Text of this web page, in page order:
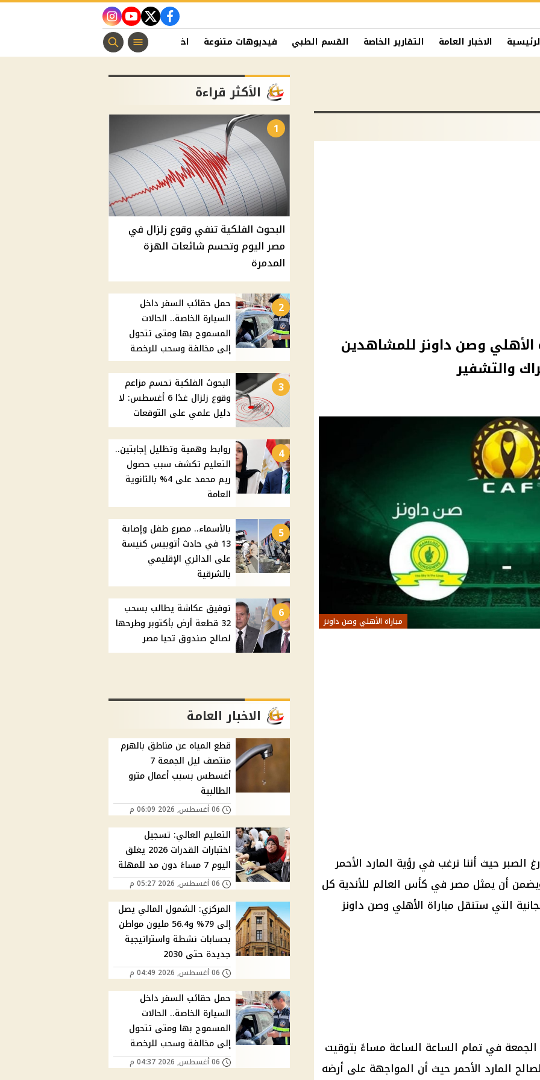
facebook
twitter
youtube
instagram
الاخبار العامة التقارير الخاصة القسم الطبي فيديوهات متنوعة اخبار الفن منوعات مسيحية
الأهلي وصن داونز للمشاهدين
والتشفير
مباراة الأهلي وصن داونز
الصبر حيث أننا نرغب في رؤية المارد الأحمر
أن يمثل مصر في كأس العالم للأندية كل
التي ستنقل مباراة الأهلي وصن داونز
الجمعة في تمام الساعة الساعة مساءً بتوقيت
المارد الأحمر حيث أن المواجهة على أرضه
الأكثر قراءة
1
البحوث الفلكية تنفي وقوع زلزال في
مصر اليوم وتحسم شائعات الهزة
المدمرة
2
حمل حقائب السفر داخل
السيارة الخاصة.. الحالات
المسموح بها ومتى تتحول
إلى مخالفة وسحب للرخصة
3
البحوث الفلكية تحسم مزاعم
وقوع زلزال غدًا 6 أغسطس: لا
دليل علمي على التوقعات
4
روابط وهمية وتظليل إجابتين..
التعليم تكشف سبب حصول
ريم محمد على 4% بالثانوية
العامة
5
بالأسماء.. مصرع طفل وإصابة
13 في حادث أتوبيس كنيسة
على الدائري الإقليمي
بالشرقية
6
توفيق عكاشة يطالب بسحب
32 قطعة أرض بأكتوبر وطرحها
لصالح صندوق تحيا مصر
الاخبار العامة
قطع المياه عن مناطق بالهرم
منتصف ليل الجمعة 7
أغسطس بسبب أعمال مترو
الطالبية
06 أغسطس, 2026 06:09 م
التعليم العالي: تسجيل
اختبارات القدرات 2026 يغلق
اليوم 7 مساءً دون مد للمهلة
06 أغسطس, 2026 05:27 م
المركزي: الشمول المالي يصل
إلى 79% و56.4 مليون مواطن
بحسابات نشطة واستراتيجية
جديدة حتى 2030
06 أغسطس, 2026 04:49 م
حمل حقائب السفر داخل
السيارة الخاصة.. الحالات
المسموح بها ومتى تتحول
إلى مخالفة وسحب للرخصة
06 أغسطس, 2026 04:37 م